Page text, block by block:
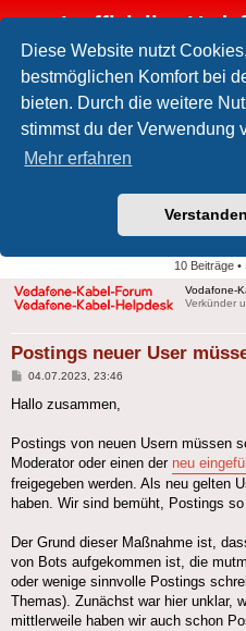
Diese Website nutzt
bestmöglichen Komfort bei
bieten. Durch die weitere
stimmst du der Verwendung
Mehr erfahren
Inoffizielles
FAQ
Foren-Übersicht Intern Rund
Postings neuer User
10 Beiträge •
Vodafone-
Verkünder
Postings neuer User
Beitrag
04.07.2023, 23:46
Hallo zusammen,
Postings von neuen Usern müssen
Moderator oder einen der neu
freigegeben werden. Als neu gelten
haben. Wir sind bemüht, Postings
Der Grund dieser Maßnahme ist,
von Bots aufgekommen ist, die
oder wenige sinnvolle Postings
Themas). Zunächst war hier unklar,
mittlerweile haben wir auch schon